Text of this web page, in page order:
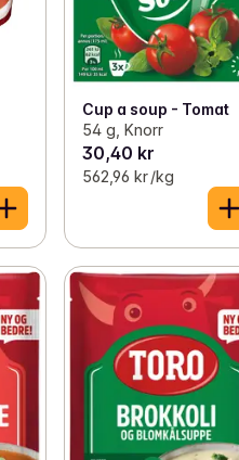
Cup a soup - Tomat
54 g, Knorr
30,40 kr
562,96 kr /kg